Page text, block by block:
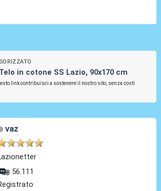
in cotone SS Lazio, 90x170 cm
link contribuisci a sostenere il nostro sito, senza costi
vaz
56.111